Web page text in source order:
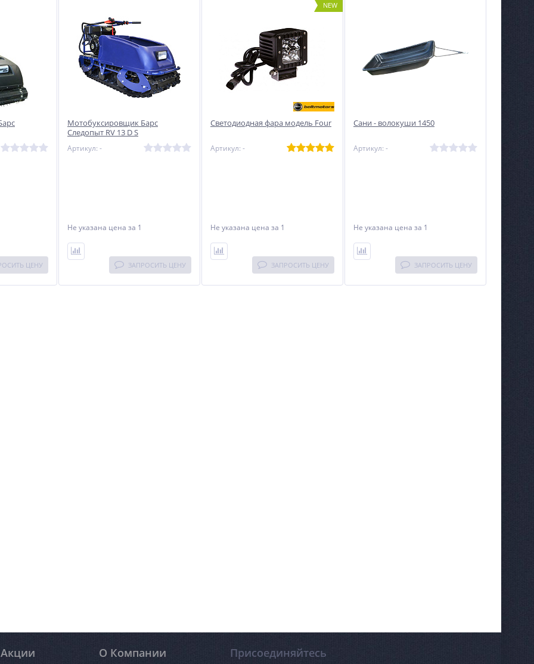
ЦЕНУ
Мотобуксировщик Барс
Следопыт RV 13 D S
Артикул: -
Не указана цена за 1
ЗАПРОСИТЬ ЦЕНУ
NEW
Светодиодная фара модель Four
Артикул: -
Не указана цена за 1
ЗАПРОСИТЬ ЦЕНУ
Сани - волокуши 1450
Артикул: -
Не указана цена за 1
ЗАПРОСИТЬ ЦЕНУ
Акции О Компании Присоединяйтесь